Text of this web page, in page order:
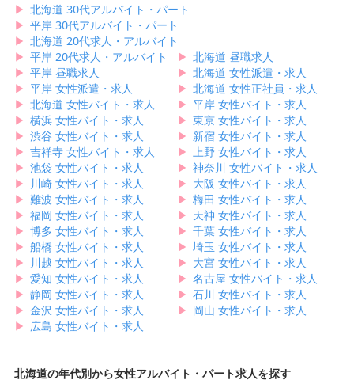
▶︎ 北海道 30代アルバイト・パート
▶︎ 平岸 30代アルバイト・パート
▶︎ 北海道 20代求人・アルバイト
▶︎ 平岸 20代求人・アルバイト ▶︎ 北海道 昼職求人
▶︎ 平岸 昼職求人 ▶︎ 北海道 女性派遣・求人
▶︎ 平岸 女性派遣・求人 ▶︎ 北海道 女性正社員・求人
▶︎ 北海道 女性バイト・求人 ▶︎ 平岸 女性バイト・求人
▶︎ 横浜 女性バイト・求人 ▶︎ 東京 女性バイト・求人
▶︎ 渋谷 女性バイト・求人 ▶︎ 新宿 女性バイト・求人
▶︎ 吉祥寺 女性バイト・求人 ▶︎
上野 女性バイト・求人
▶︎ 池袋 女性バイト・求人 ▶︎ 神奈川 女性バイト・求人
▶︎
川崎 女性バイト・求人 ▶︎ 大阪 女性バイト・求人
▶︎ 難波 女性バイト・求人 ▶︎ 梅田 女性バイト・求人
▶︎ 福岡 女性バイト・求人 ▶︎ 天神 女性バイト・求人
▶︎ 博多 女性バイト・求人 ▶︎ 千葉 女性バイト・求人
▶︎ 船橋 女性バイト・求人 ▶︎ 埼玉 女性バイト・求人
▶︎
川越 女性バイト・求人 ▶︎ 大宮 女性バイト・求人
▶︎ 愛知 女性バイト・求人 ▶︎ 名古屋 女性バイト・求人
▶︎ 静岡 女性バイト・求人 ▶︎ 石川 女性バイト・求人
▶︎ 金沢 女性バイト・求人 ▶︎ 岡山 女性バイト・求人
▶︎ 広島 女性バイト・求人
北海道の年代別から女性アルバイト・パート求人を探す